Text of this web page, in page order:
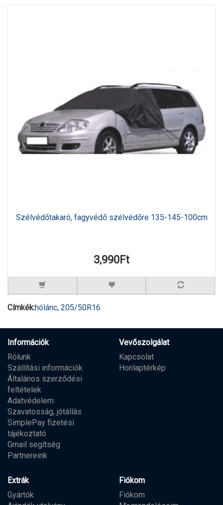
Szélvédőtakaró, fagyvédő szélvédőre 135-145-100cm
3,990Ft
Címkék:hólánc, 205/50R16
Információk
Rólunk
Szállítási információk
Általános szerződési
feltételek
Adatvédelem
Szavatosság, jótállás
SimplePay fizetési
tájékoztató
Gmail segítség
Partnereink
Vevőszolgálat
Kapcsolat
Honlaptérkép
Extrák
Gyártók
Fiókom
Fiókom